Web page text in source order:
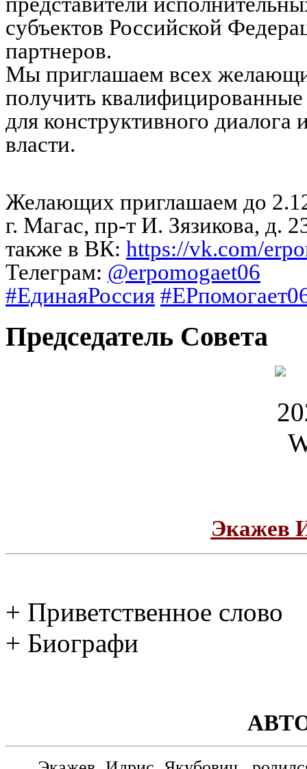
субъектов Российской
партнеров.
Мы приглашаем всех
получить
для конструктивного диалога
власти.
Желающих приглашаем до
г. Магас, пр-т И. Зязикова, д.
также в ВК: https://vk.com/
Телеграм: @erpomogaet06
#ЕдинаяРоссия
Председатель Совета
Экажев
+ Приветственное слово
+ Биографи